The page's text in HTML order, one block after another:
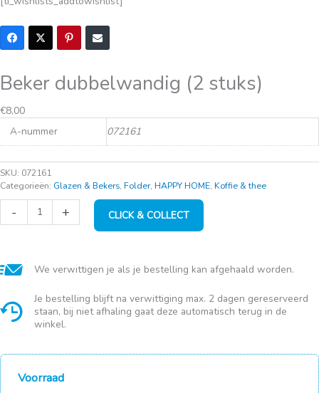
Beker dubbelwandig (2 stuks)
Oorspronkelijke
prijs
was:
€14,95.
€8,00Huidige
prijs
is:
€8,00.
A-nummer 072161
SKU: 072161
Categorieën: Glazen & Bekers, Folder, HAPPY HOME, Koffie & thee
-
Beker
dubbelwandig+ CLICK & COLLECT
We verwittigen je als je bestelling kan afgehaald worden.
Je bestelling blijft na verwittiging max. 2 dagen gereserveerd
staan, bij niet afhaling gaat deze automatisch terug in de
winkel.
Voorraad